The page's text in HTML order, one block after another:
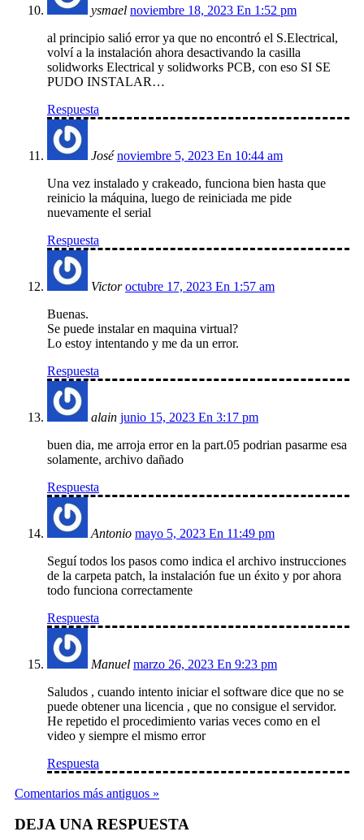
ysmael noviembre 18, 2023 En 1:52 pm
al principio salió error ya que no encontró el S.Electrical,
volví a la instalación ahora desactivando la casilla
solidworks Electrical y solidworks PCB, con eso SI SE
PUDO INSTALAR…
Respuesta
José noviembre 5, 2023 En 10:44 am
Una vez instalado y crakeado, funciona bien hasta que
reinicio la máquina, luego de reiniciada me pide
nuevamente el serial
Respuesta
Victor octubre 17, 2023 En 1:57 am
Buenas.
Se puede instalar en maquina virtual?
Lo estoy intentando y me da un error.
Respuesta
alain junio 15, 2023 En 3:17 pm
buen dia, me arroja error en la part.05 podrian pasarme esa
solamente, archivo dañado
Respuesta
Antonio mayo 5, 2023 En 11:49 pm
Seguí todos los pasos como indica el archivo instrucciones
de la carpeta patch, la instalación fue un éxito y por ahora
todo funciona correctamente
Respuesta
Manuel marzo 26, 2023 En 9:23 pm
Saludos , cuando intento iniciar el software dice que no se
puede obtener una licencia , que no consigue el servidor.
He repetido el procedimiento varias veces como en el
video y siempre el mismo error
Respuesta
Comentarios más antiguos »
DEJA UNA RESPUESTA